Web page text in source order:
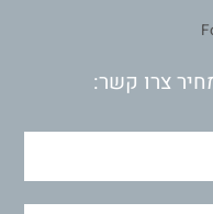
צרו קשר: